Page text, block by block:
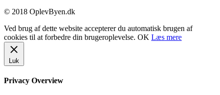
© 2018 OplevByen.dk
Ved brug af dette website accepterer du automatisk brugen af
cookies til at forbedre din brugeroplevelse. OK Læs mere
Luk
Privacy Overview